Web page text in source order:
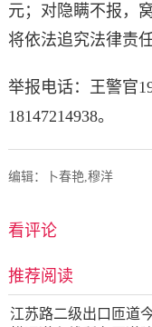
元；对隐瞒不报，
将依法追究法律责任
举报电话：王警官
18147214938。
编辑：卜春艳,穆洋
看评论
推荐阅读
江苏路二级出口匝道